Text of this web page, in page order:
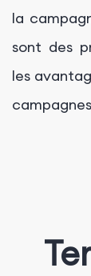
la
sont des
les